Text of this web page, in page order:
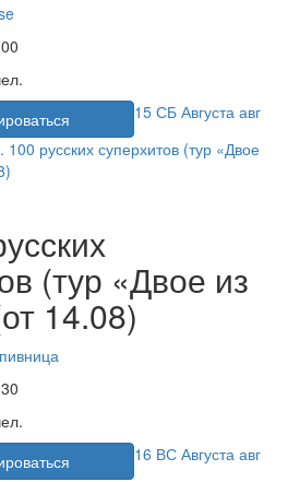
15 СБ Августа авг
(тур «Двое из
14.08)
16 ВС Августа авг